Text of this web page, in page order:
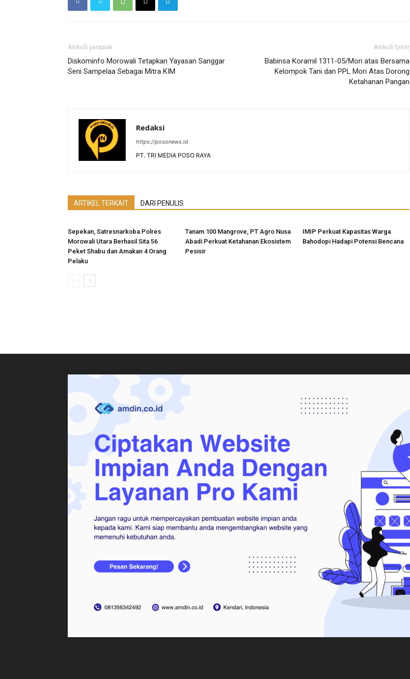
Artikulli paraprak
Diskominfo Morowali Tetapkan Yayasan Sanggar
Seni Sampelaa Sebagai Mitra KIM
Artikulli tjetër
Babinsa Koramil 1311-05/Mori atas Bersama
Kelompok Tani dan PPL Mori Atas Dorong
Ketahanan Pangan
Redaksi
https://posonews.id
PT. TRI MEDIA POSO RAYA
ARTIKEL TERKAIT DARI PENULIS
Sepekan, Satresnarkoba Polres
Morowali Utara Berhasil Sita 56
Peket Shabu dan Amakan 4 Orang
Pelaku
Tanam 100 Mangrove, PT Agro Nusa
Abadi Perkuat Ketahanan Ekosistem
Pesisir
IMIP Perkuat Kapasitas Warga
Bahodopi Hadapi Potensi Bencana